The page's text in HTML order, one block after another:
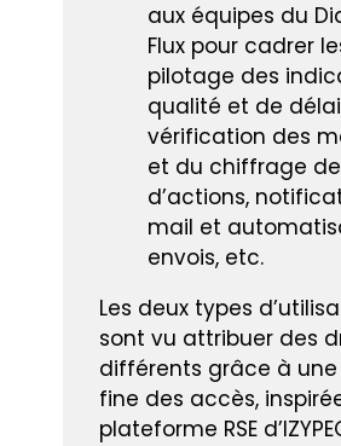
aux équipes du
Flux pour cadrer
pilotage des
qualité et de
vérification des
et du chiffrage
d’actions,
mail et
envois, etc.
Les deux types
sont vu attribuer des
différents grâce à
fine des accès,
plateforme RSE